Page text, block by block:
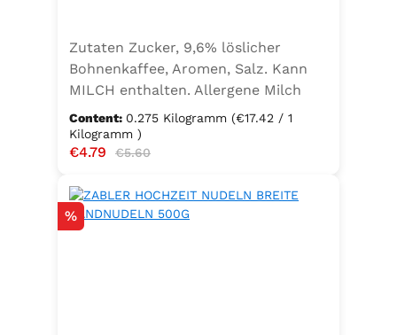
Zutaten Zucker, 9,6% löslicher
Bohnenkaffee, Aromen, Salz. Kann
MILCH enthalten. Allergene Milch
und daraus gewonnene Erzeugnisse
Content: 0.275 Kilogramm (€17.42 / 1
Kilogramm )
Sale price:
€4.79 Regular price:
€5.60
Discount
%